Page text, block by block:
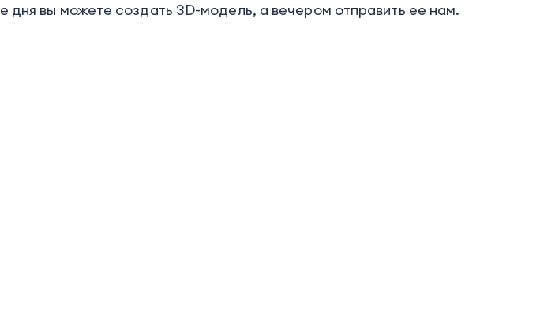
дня вы можете создать 3D-модель, а вечером отправить ее нам.